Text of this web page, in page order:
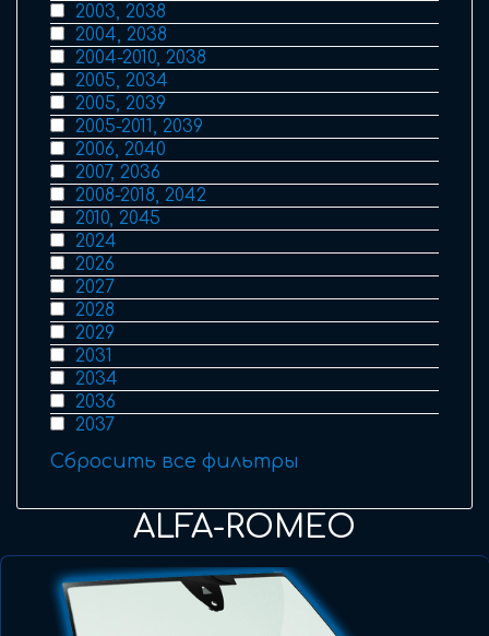
2003, 2038
2004, 2038
2004-2010, 2038
2005, 2034
2005, 2039
2005-2011, 2039
2006, 2040
2007, 2036
2008-2018, 2042
2010, 2045
2024
2026
2027
2028
2029
2031
2034
2036
2037
Сбросить все фильтры
ALFA-ROMEO